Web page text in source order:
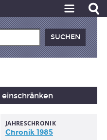
JAHRESCHRONIK
Chronik 1985